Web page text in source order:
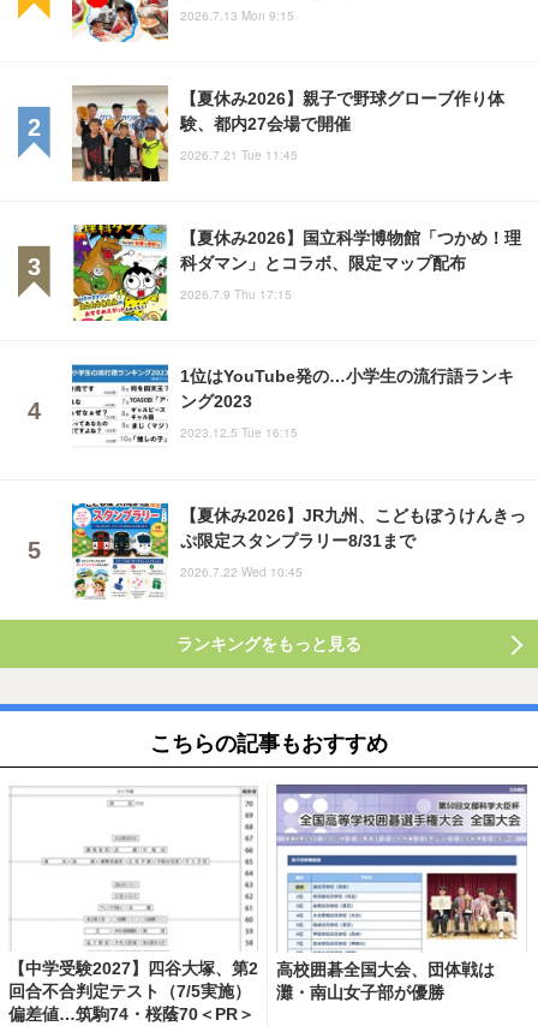
2026.7.13 Mon 9:15
【夏休み2026】親子で野球グローブ作り体
験、都内27会場で開催
2026.7.21 Tue 11:45
【夏休み2026】国立科学博物館「つかめ！理
科ダマン」とコラボ、限定マップ配布
2026.7.9 Thu 17:15
1位はYouTube発の…小学生の流行語ランキ
ング2023
2023.12.5 Tue 16:15
【夏休み2026】JR九州、こどもぼうけんきっ
ぷ限定スタンプラリー8/31まで
2026.7.22 Wed 10:45
ランキングをもっと見る
こちらの記事もおすすめ
【中学受験2027】四谷大塚、第2
回合不合判定テスト（7/5実施）
偏差値…筑駒74・桜蔭70＜PR＞
高校囲碁全国大会、団体戦は
灘・南山女子部が優勝